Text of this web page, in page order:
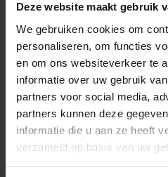
Deze website maakt gebruik
We gebruiken cookies om
personaliseren, om functies
en om ons websiteverkeer te
informatie over uw gebruik
partners voor social media,
partners kunnen deze
informatie die u aan ze heeft
verzameld op basis van uw
gaat akkoord met onze
• Strategische gaaspanelen
Bevorderen maximale luchtstroom
meest nodig hebt, zodat je koel,
intensieve inspanning.
• Meshvoering aan de voorkant
Ontworpen om jouw “tas” stabiel te
ondersteuning tijdens activiteiten